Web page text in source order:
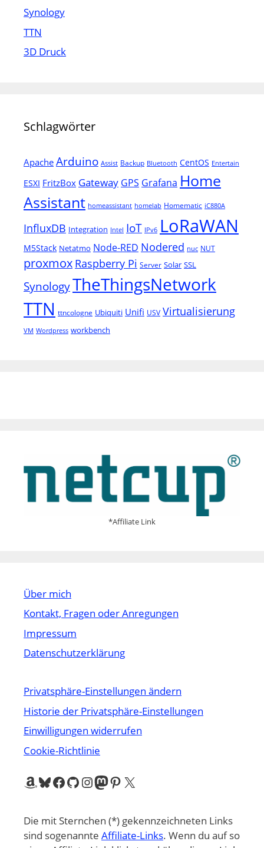
Synology
TTN
3D Druck
Schlagwörter
Apache Arduino Assist Backup Bluetooth CentOS Entertain
ESXI FritzBox Gateway GPS Grafana Home
Assistant homeassistant homelab Homematic iC880A
InfluxDB Integration Intel IoT IPv6 LoRaWAN
M5Stack Netatmo Node-RED Nodered nuc NUT
proxmox Raspberry Pi Server Solar SSL
SynologyTheThingsNetwork
TTN ttncologne Ubiquiti Unifi USV Virtualisierung
VM Wordpress workbench
*Affiliate Link
Über mich
Kontakt, Fragen oder Anregungen
Impressum
Datenschutzerklärung
Privatsphäre-Einstellungen ändern
Historie der Privatsphäre-Einstellungen
Einwilligungen widerrufen
Cookie-Richtlinie
Amazon
Bluesky
Facebook
GitHub
Instagram
Mastodon
Pinterest
X
Die mit Sternchen (*) gekennzeichneten Links
sind sogenannte Affiliate-Links. Wenn du auf so